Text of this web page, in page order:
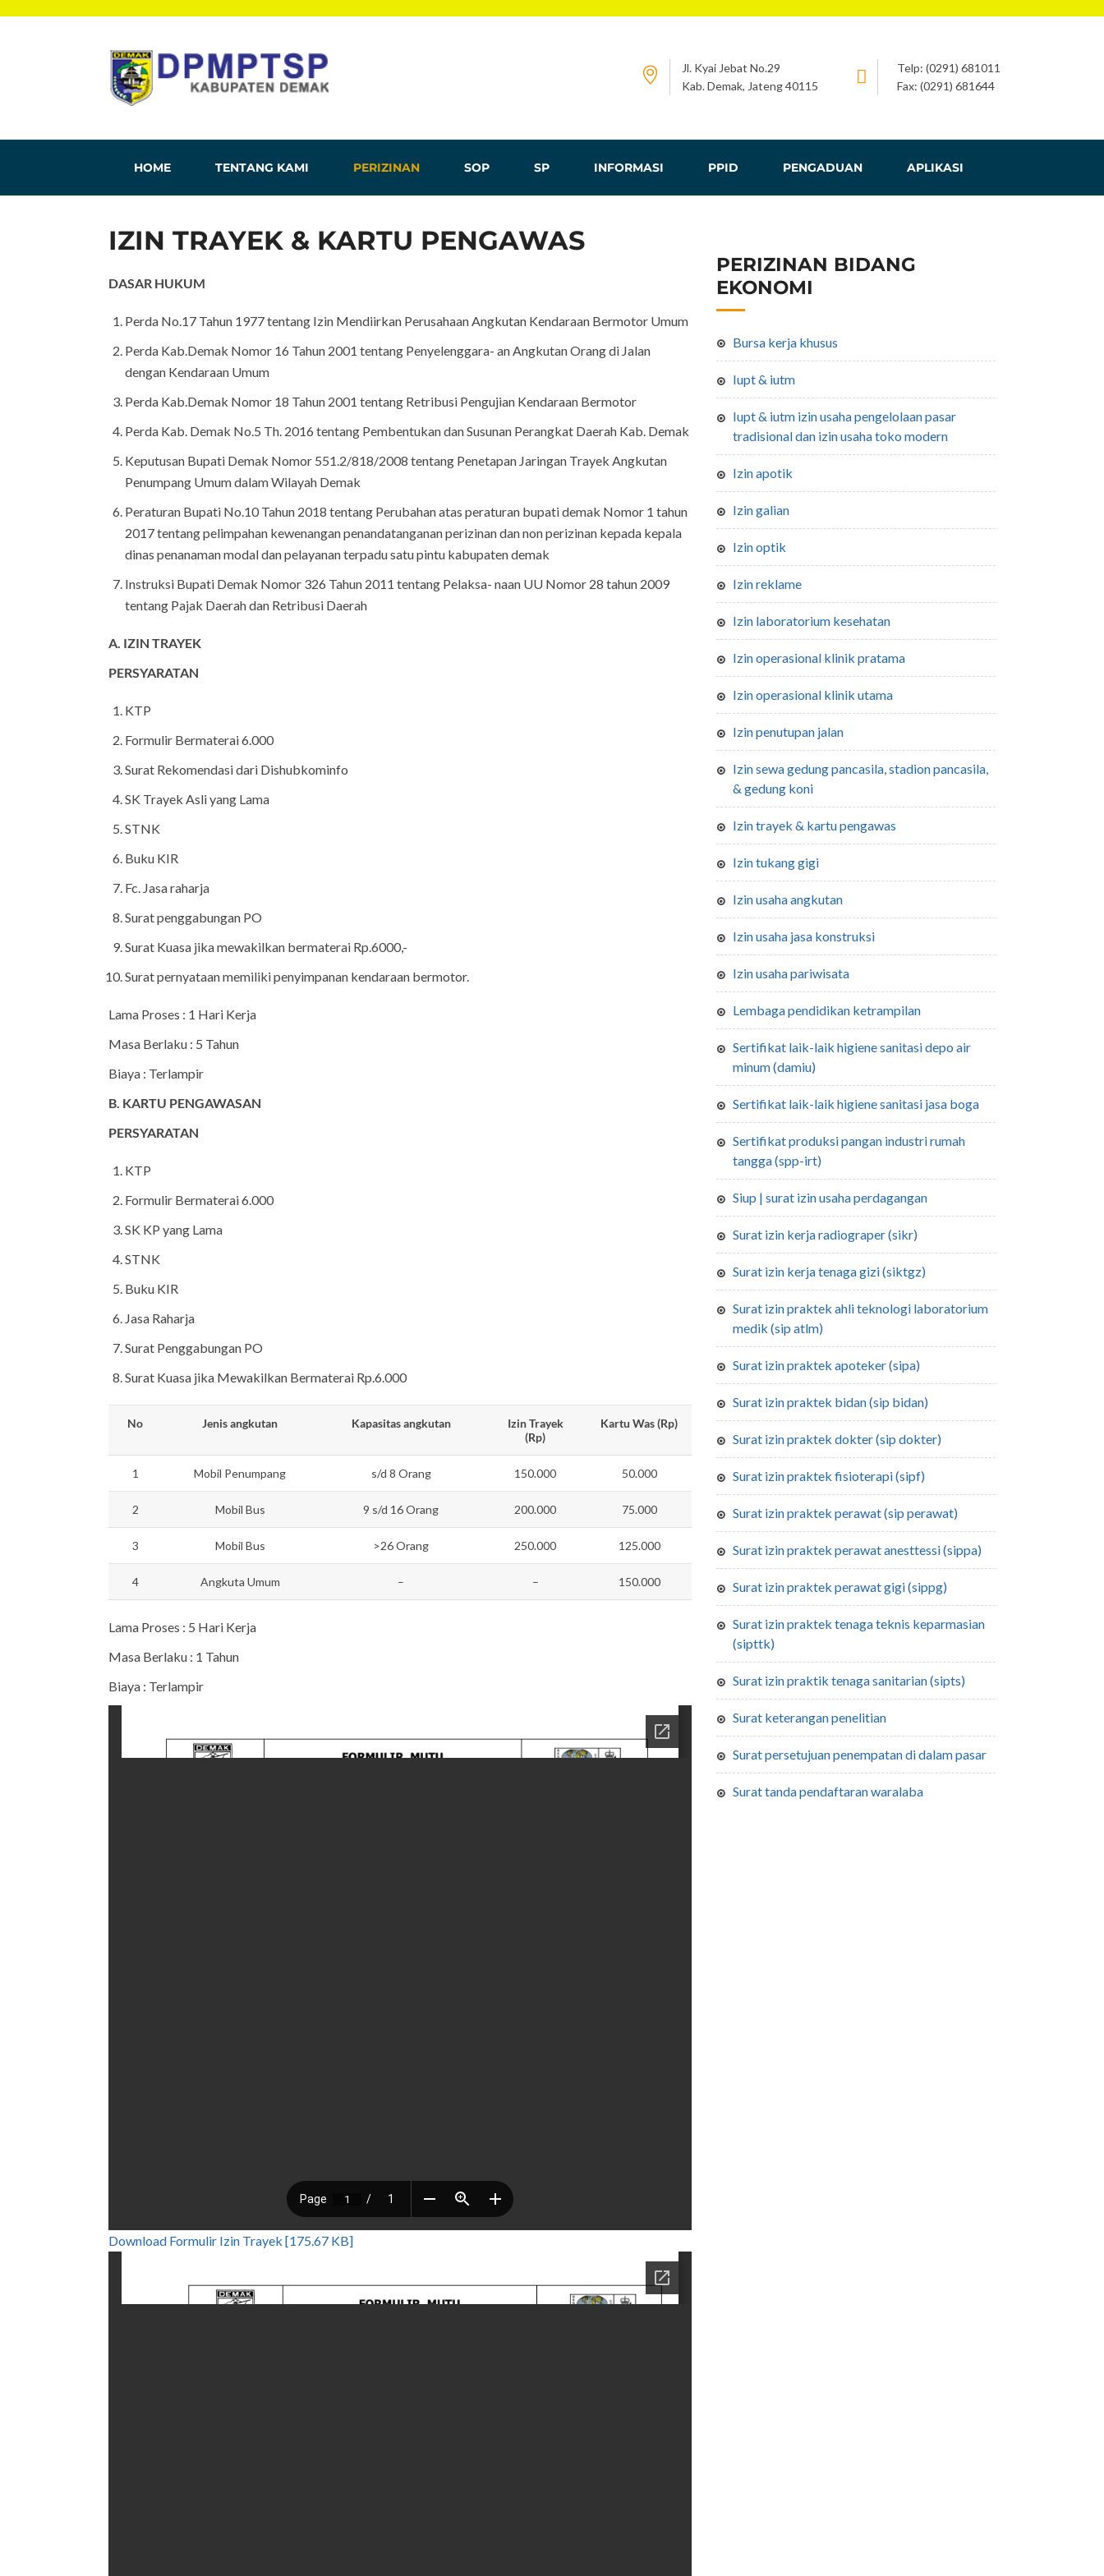
Jl. Kyai Jebat No.29
Kab. Demak, Jateng 40115
Telp: (0291) 681011
Fax: (0291) 681644
HOME TENTANG KAMI PERIZINAN SOP SP INFORMASI PPID PENGADUAN APLIKASI
IZIN TRAYEK & KARTU PENGAWAS
DASAR HUKUM
Perda No.17 Tahun 1977 tentang Izin Mendiirkan Perusahaan Angkutan Kendaraan Bermotor Umum
Perda Kab.Demak Nomor 16 Tahun 2001 tentang Penyelenggara- an Angkutan Orang di Jalan
dengan Kendaraan Umum
Perda Kab.Demak Nomor 18 Tahun 2001 tentang Retribusi Pengujian Kendaraan Bermotor
Perda Kab. Demak No.5 Th. 2016 tentang Pembentukan dan Susunan Perangkat Daerah Kab. Demak
Keputusan Bupati Demak Nomor 551.2/818/2008 tentang Penetapan Jaringan Trayek Angkutan
Penumpang Umum dalam Wilayah Demak
Peraturan Bupati No.10 Tahun 2018 tentang Perubahan atas peraturan bupati demak Nomor 1 tahun
2017 tentang pelimpahan kewenangan penandatanganan perizinan dan non perizinan kepada kepala
dinas penanaman modal dan pelayanan terpadu satu pintu kabupaten demak
Instruksi Bupati Demak Nomor 326 Tahun 2011 tentang Pelaksa- naan UU Nomor 28 tahun 2009
tentang Pajak Daerah dan Retribusi Daerah
A. IZIN TRAYEK
PERSYARATAN
KTP
Formulir Bermaterai 6.000
Surat Rekomendasi dari Dishubkominfo
SK Trayek Asli yang Lama
STNK
Buku KIR
Fc. Jasa raharja
Surat penggabungan PO
Surat Kuasa jika mewakilkan bermaterai Rp.6000,-
Surat pernyataan memiliki penyimpanan kendaraan bermotor.
Lama Proses : 1 Hari Kerja
Masa Berlaku : 5 Tahun
Biaya : Terlampir
B. KARTU PENGAWASAN
PERSYARATAN
KTP
Formulir Bermaterai 6.000
SK KP yang Lama
STNK
Buku KIR
Jasa Raharja
Surat Penggabungan PO
Surat Kuasa jika Mewakilkan Bermaterai Rp.6.000
No Jenis angkutan Kapasitas angkutan
Izin Trayek
(Rp)
Kartu Was (Rp)
1 Mobil Penumpang s/d 8 Orang 150.000 50.000
2 Mobil Bus 9 s/d 16 Orang 200.000 75.000
3 Mobil Bus >26 Orang 250.000 125.000
4 Angkuta Umum – – 150.000
Lama Proses : 5 Hari Kerja
Masa Berlaku : 1 Tahun
Biaya : Terlampir
Download Formulir Izin Trayek [175.67 KB]
PERIZINAN BIDANG
EKONOMI
bursa kerja khusus
iupt & iutm
iupt & iutm izin usaha pengelolaan pasar
tradisional dan izin usaha toko modern
izin apotik
izin galian
izin optik
izin reklame
izin laboratorium kesehatan
izin operasional klinik pratama
izin operasional klinik utama
izin penutupan jalan
izin sewa gedung pancasila, stadion pancasila,
& gedung koni
izin trayek & kartu pengawas
izin tukang gigi
izin usaha angkutan
izin usaha jasa konstruksi
izin usaha pariwisata
lembaga pendidikan ketrampilan
sertifikat laik-laik higiene sanitasi depo air
minum (damiu)
sertifikat laik-laik higiene sanitasi jasa boga
sertifikat produksi pangan industri rumah
tangga (spp-irt)
siup | surat izin usaha perdagangan
surat izin kerja radiograper (sikr)
surat izin kerja tenaga gizi (siktgz)
surat izin praktek ahli teknologi laboratorium
medik (sip atlm)
surat izin praktek apoteker (sipa)
surat izin praktek bidan (sip bidan)
surat izin praktek dokter (sip dokter)
surat izin praktek fisioterapi (sipf)
surat izin praktek perawat (sip perawat)
surat izin praktek perawat anesttessi (sippa)
surat izin praktek perawat gigi (sippg)
surat izin praktek tenaga teknis keparmasian
(sipttk)
surat izin praktik tenaga sanitarian (sipts)
surat keterangan penelitian
surat persetujuan penempatan di dalam pasar
surat tanda pendaftaran waralaba